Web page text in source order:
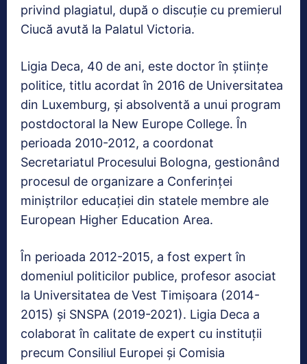
privind plagiatul, după o discuție cu premierul
Ciucă avută la Palatul Victoria.
Ligia Deca, 40 de ani, este doctor în științe
politice, titlu acordat în 2016 de Universitatea
din Luxemburg, și absolventă a unui program
postdoctoral la New Europe College. În
perioada 2010-2012, a coordonat
Secretariatul Procesului Bologna, gestionând
procesul de organizare a Conferinței
miniștrilor educației din statele membre ale
European Higher Education Area.
În perioada 2012-2015, a fost expert în
domeniul politicilor publice, profesor asociat
la Universitatea de Vest Timișoara (2014-
2015) și SNSPA (2019-2021). Ligia Deca a
colaborat în calitate de expert cu instituții
precum Consiliul Europei şi Comisia